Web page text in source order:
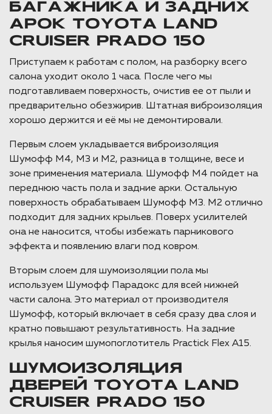
БАГАЖНИКА И ЗАДНИХ
АРОК TOYOTA LAND
CRUISER PRADO 150
Приступаем к работам с полом, на разборку всего
салона уходит около 1 часа. После чего мы
подготавливаем поверхность, очистив ее от пыли и
предварительно обезжирив. Штатная виброизоляция
хорошо держится и её мы не демонтировали.
Первым слоем укладывается виброизоляция
Шумофф М4, М3 и М2, разница в толщине, весе и
зоне применения материала. Шумофф М4 пойдет на
переднюю часть пола и задние арки. Остальную
поверхность обрабатываем Шумофф М3. М2 отлично
подходит для задних крыльев. Поверх усилителей
она не наносится, чтобы избежать парникового
эффекта и появлению влаги под ковром.
Вторым слоем для шумоизоляции пола мы
используем Шумофф Парадокс для всей нижней
части салона. Это материал от производителя
Шумофф, который включает в себя сразу два слоя и
кратно повышают результативность. На задние
крылья наносим шумопоглотитель Practick Flex A15.
ШУМОИЗОЛЯЦИЯ
ДВЕРЕЙ TOYOTA LAND
CRUISER PRADO 150